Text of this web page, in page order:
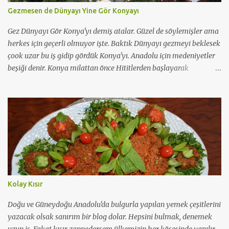
Gezmesen de Dünyayı Yine Gör Konyayı
Gez Dünyayı Gör Konya'yı demiş atalar. Güzel de söylemişler ama
herkes için geçerli olmuyor işte. Baktık Dünyayı gezmeyi beklesek
çook uzar bu iş gidip gördük Konya'yı. Anadolu için medeniyetler
beşiği denir. Konya milattan önce Hititlerden başlayarak
müslümanlar için en popüler olduğu dönem Selçuklu dönemiyle
başlamış. Hal böyle oluncada Selçuklu ve Osmanlı mimarisinin en
güzide örneklerini saklamış koynunda büyük bir özenle bugüne
dek. Benim vaktim çok kısıtlıydı. Ama hayatın her anı bize bir
derstir. Buradan aldığım ders; Konya 36 saatte gezilecek ve
doyulacak bir şehir değil. Benim için ülkenin her yanı birdir
doğudan batıya. Ama bazı şehirler içerdikleri tarih dokusuyla bir
adım öndedirler gönlümde. Ki Konya da bunlardan biri. Yani
Konyalılar rahatlıkla " Övünmek gibi olmasın ama Konyalıyım"
diyebilirler. Yine 36 saatte bir şehrin halkının tüm kar...
Kolay Kısır
Doğu ve Güneydoğu Anadolu'da bulgurla yapılan yemek çeşitlerini
yazacak olsak sanırım bir blog dolar. Hepsini bulmak, denemek